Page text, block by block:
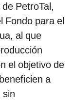
PetroTal,
Fondo para el
al que
el objetivo de
a
sin